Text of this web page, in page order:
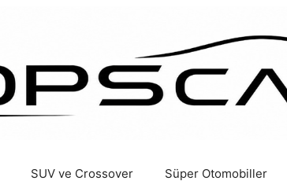
SUV ve Crossover Süper Otomobiller